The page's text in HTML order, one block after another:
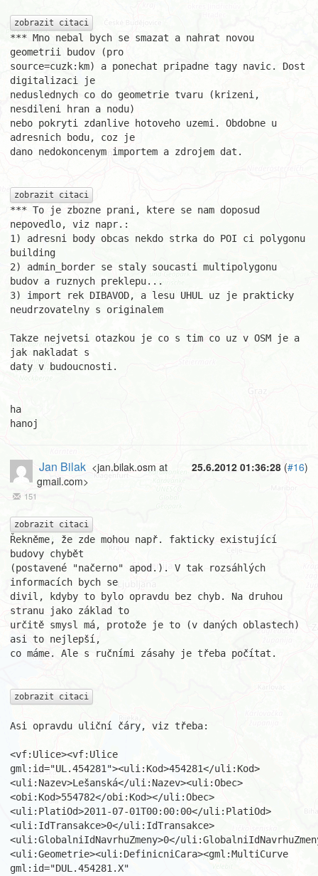
zobrazit citaci
*** Mno nebal bych se smazat a nahrat novou
geometrii budov (pro
source=cuzk:km) a ponechat pripadne tagy navic. Dost
digitalizaci je
neduslednych co do geometrie tvaru (krizeni,
nesdileni hran a nodu)
nebo pokryti zdanlive hotoveho uzemi. Obdobne u
adresnich bodu, coz je
dano nedokoncenym importem a zdrojem dat.
zobrazit citaci
*** To je zbozne prani, ktere se nam doposud
nepovedlo, viz napr.:
1) adresni body obcas nekdo strka do POI ci polygonu
building
2) admin_border se staly soucasti multipolygonu
budov a ruznych preklepu...
3) import rek DIBAVOD, a lesu UHUL uz je prakticky
neudrzovatelny s originalem
Takze nejvetsi otazkou je co s tim co uz v OSM je a
jak nakladat s
daty v budoucnosti.
ha
hanoj
25.6.2012 01:36:28 (#16)
Jan Bilak <jan.bilak.osm at
gmail.com>
151
zobrazit citaci
Řekněme, že zde mohou např. fakticky existující
budovy chybět
(postavené "načerno" apod.). V tak rozsáhlých
informacích bych se
divil, kdyby to bylo opravdu bez chyb. Na druhou
stranu jako základ to
určitě smysl má, protože je to (v daných oblastech)
asi to nejlepší,
co máme. Ale s ručními zásahy je třeba počítat.
zobrazit citaci
Asi opravdu uliční čáry, viz třeba:
<vf:Ulice><vf:Ulice
gml:id="UL.454281"><uli:Kod>454281</uli:Kod>
<uli:Nazev>Lešanská</uli:Nazev><uli:Obec>
<obi:Kod>554782</obi:Kod></uli:Obec>
<uli:PlatiOd>2011-07-01T00:00:00</uli:PlatiOd>
<uli:IdTransakce>0</uli:IdTransakce>
<uli:GlobalniIdNavrhuZmeny>0</
<uli:Geometrie><uli:DefinicniCara><gml:MultiCurve
gml:id="DUL.454281.X"